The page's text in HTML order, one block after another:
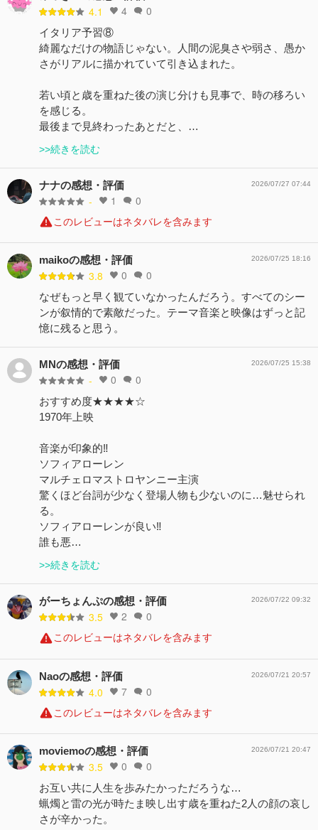
4.1 4 0
イタリア予習⑧
綺麗なだけの物語じゃない。人間の泥臭さや弱さ、愚か
さがリアルに描かれていて引き込まれた。
若い頃と歳を重ねた後の演じ分けも見事で、時の移ろい
を感じる。
最後まで見終わったあとだと、…
>>続きを読む
ナナの感想・評価
- 1 0
2026/07/27 07:44
このレビューはネタバレを含みます
maikoの感想・評価
3.8 0 0
2026/07/25 18:16
なぜもっと早く観ていなかったんだろう。すべてのシー
ンが叙情的で素敵だった。テーマ音楽と映像はずっと記
憶に残ると思う。
MNの感想・評価
- 0 0
2026/07/25 15:38
おすすめ度★★★★☆
1970年上映
音楽が印象的‼️
ソフィアローレン
マルチェロマストロヤンニー主演
驚くほど台詞が少なく登場人物も少ないのに…魅せられ
る。
ソフィアローレンが良い‼️
誰も悪…
>>続きを読む
がーちょんぷの感想・評価
3.5 2 0
2026/07/22 09:32
このレビューはネタバレを含みます
Naoの感想・評価
4.0 7 0
2026/07/21 20:57
このレビューはネタバレを含みます
moviemoの感想・評価
3.5 0 0
2026/07/21 20:47
お互い共に人生を歩みたかっただろうな…
蝋燭と雷の光が時たま映し出す歳を重ねた2人の顔の哀し
さが辛かった。